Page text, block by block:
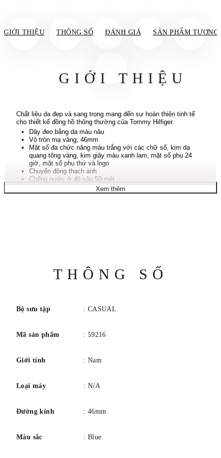
GIỚI THIỆU THÔNG SỐ ĐÁNH GIÁ SẢN PHẨM TƯƠNG
GIỚI THIỆU
Chất liệu da đẹp và sang trọng mang đến sự hoàn thiện tinh tế
cho thiết kế đồng hồ thông thường của Tommy Hilfiger.
Dây đeo bằng da màu nâu
Vỏ tròn mạ vàng, 46mm
Mặt số đa chức năng màu trắng với các chữ số, kim dạ
quang tông vàng, kim giây màu xanh lam, mặt số phụ 24
giờ, mặt số phụ thứ và logo
Chuyển động thạch anh
Chống nước ở độ sâu 50 mét
Bảo hành giới hạn mười năm
Xem thêm
THÔNG SỐ
Bộ sưu tập : CASUAL
Mã sản phẩm : 59216
Giới tính : Nam
Loại máy : N/A
Đường kính : 46mm
Màu sắc : Blue